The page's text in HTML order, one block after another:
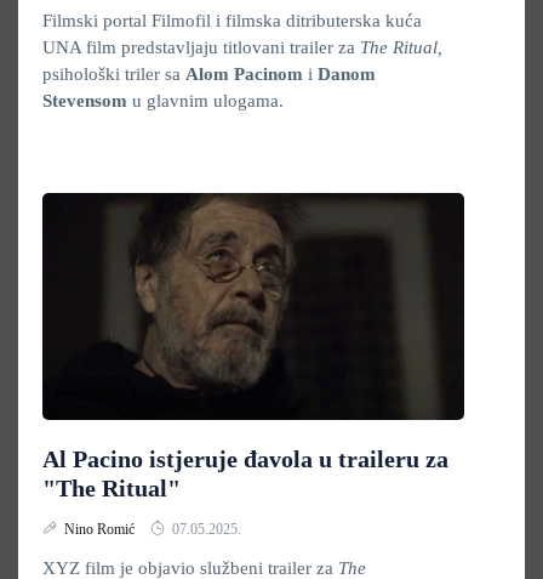
Filmski portal Filmofil i filmska ditributerska kuća
UNA film predstavljaju titlovani trailer za The Ritual,
psihološki triler sa Alom Pacinom i Danom
Stevensom u glavnim ulogama.
Al Pacino istjeruje đavola u traileru za
"The Ritual"
Nino Romić 07.05.2025.
XYZ film je objavio službeni trailer za The